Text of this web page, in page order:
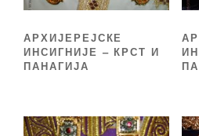
АРХИЈЕРЕЈСКЕ
ИНСИГНИЈЕ – КРСТ И
ПАНАГИЈА